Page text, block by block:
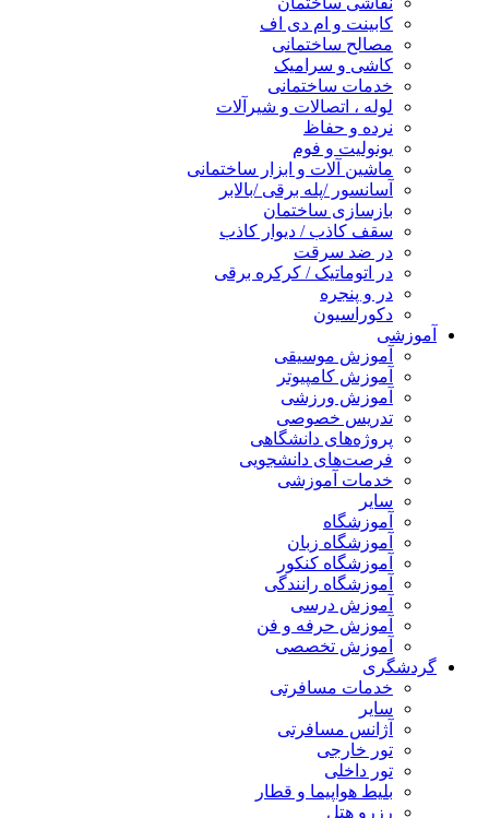
کابینت و ام دی اف
مصالح ساختمانی
کاشی و سرامیک
خدمات ساختمانی
لوله ، اتصالات و شیرآلات
نرده و حفاظ
یونولیت و فوم
ماشین آلات و ابزار ساختمانی
آسانسور /پله برقی /بالابر
بازسازی ساختمان
سقف کاذب / دیوار کاذب
در ضد سرقت
در اتوماتیک / کرکره برقی
در و پنجره
دکوراسیون
آموزشی
آموزش موسیقی
آموزش کامپیوتر
آموزش ورزشی
تدریس خصوصی
پروژه‌های دانشگاهی
فرصت‌های دانشجویی
خدمات آموزشی
سایر
آموزشگاه
آموزشگاه زبان
آموزشگاه کنکور
آموزشگاه رانندگی
آموزش درسی
آموزش حرفه و فن
آموزش تخصصی
گردشگری
خدمات مسافرتی
سایر
آژانس مسافرتی
تور خارجی
تور داخلی
بلیط هواپیما و قطار
رزرو هتل